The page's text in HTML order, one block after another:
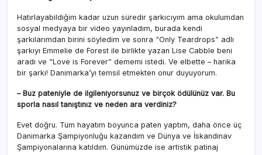
Hatırlayabildiğim kadar uzun süredir şarkıcıyım ama okulumdan
sosyal medyaya bir video yayınladım, burada kendi
şarkılarımdan birini söyledim ve sonra “Only Teardrops” adlı
şarkıyı Emmelie de Forest ile birlikte yazan Lise Cabble beni
aradı ve “Love is Forever” dememi istedi. Ve elbette – harika
bir şarkı! Danimarka’yı temsil etmekten onur duyuyorum.
– Buz pateniyle de ilgileniyorsunuz ve birçok ödülünüz var. Bu
sporla nasıl tanıştınız ve neden ara verdiniz?
Evet doğru. Tüm hayatım boyunca paten yaptım, daha önce üç
Danimarka Şampiyonluğu kazandım ve Dünya ve İskandinav
Şampiyonalarına katıldım. Günümüzde ise artistik patinaj